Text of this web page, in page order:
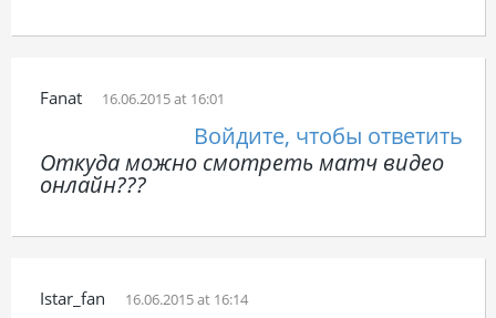
Fanat 16.06.2015 at 16:01
Войдите, чтобы ответить
Откуда можно смотреть матч видео
онлайн???
Istar_fan 16.06.2015 at 16:14